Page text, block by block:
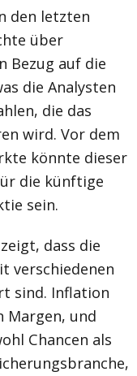
den letzten
über
Bezug auf die
die Analysten
die das
wird. Vor dem
könnte dieser
die künftige
sein.
dass die
verschiedenen
sind. Inflation
Margen, und
Chancen als